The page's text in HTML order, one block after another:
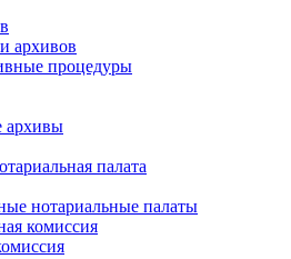
архивов
процедуры
архивы
палата
нотариальные палаты
комиссия